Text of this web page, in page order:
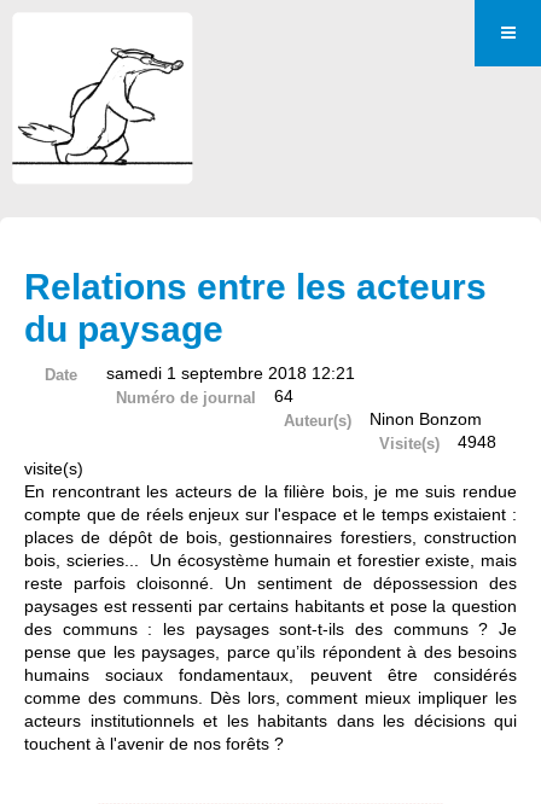
Relations entre les acteurs
du paysage
Date samedi 1 septembre 2018 12:21
Numéro de journal 64
Auteur(s) Ninon Bonzom
Visite(s)
4948
visite(s)
En rencontrant les acteurs de la filière bois, je me suis rendue
compte que de réels enjeux sur l'espace et le temps existaient :
places de dépôt de bois, gestionnaires forestiers, construction
bois, scieries... Un écosystème humain et forestier existe, mais
reste parfois cloisonné. Un sentiment de dépossession des
paysages est ressenti par certains habitants et pose la question
des communs : les paysages sont-t-ils des communs ? Je
pense que les paysages, parce qu’ils répondent à des besoins
humains sociaux fondamentaux, peuvent être considérés
comme des communs. Dès lors, comment mieux impliquer les
acteurs institutionnels et les habitants dans les décisions qui
touchent à l'avenir de nos forêts ?